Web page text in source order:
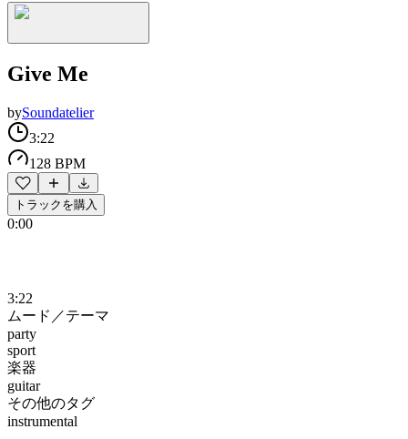
Give Me
bySoundatelier
3:22
128 BPM
トラックを購入
0:00
3:22
ムード／テーマ
party
sport
楽器
guitar
その他のタグ
instrumental